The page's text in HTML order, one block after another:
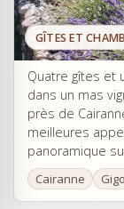
GÎTES ET
Quatre gîtes et
dans un mas
près de
meilleures
panoramique
Cairanne